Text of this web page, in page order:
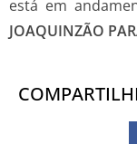
está em
JOAQUINZÃO